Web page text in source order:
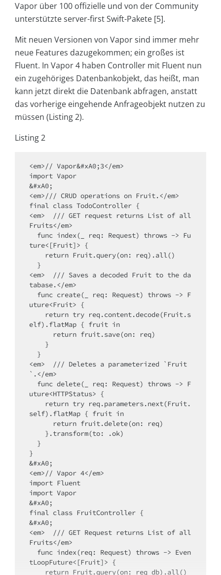
Vapor über 100 offizielle und von der Community
unterstützte server-first Swift-Pakete [5].
Mit neuen Versionen von Vapor sind immer mehr
neue Features dazugekommen; ein großes ist
Fluent. In Vapor 4 haben Controller mit Fluent nun
ein zugehöriges Datenbankobjekt, das heißt, man
kann jetzt direkt die Datenbank abfragen, anstatt
das vorherige eingehende Anfrageobjekt nutzen zu
müssen (Listing 2).
Listing 2
<em>// Vapor&#xA0;3</em>
import Vapor
&#xA0;
<em>/// CRUD operations on Fruit.</em>
final class TodoController {
<em>  /// GET request returns List of all
Fruits</em>
ture<[Fruit]> {
<em>  /// Saves a decoded Fruit to the da
tabase.</em>
uture<Fruit> {
elf).flatMap { fruit in
<em>  /// Deletes a parameterized `Fruit
`.</em>
uture<HTTPStatus> {
self).flatMap { fruit in
}
&#xA0;
<em>// Vapor 4</em>
import Fluent
import Vapor
&#xA0;
final class FruitController {
&#xA0;
<em>  /// GET Request returns List of all
Fruits</em>
tLoopFuture<[Fruit]> {